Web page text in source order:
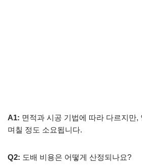
A1: 면적과 시공 기법에 따라 다르지만,
며칠 정도 소요됩니다.
Q2: 도배 비용은 어떻게 산정되나요?